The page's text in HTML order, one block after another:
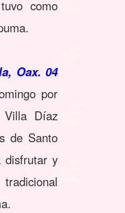
como
Oax. 04
por
Díaz
de Santo
disfrutar y